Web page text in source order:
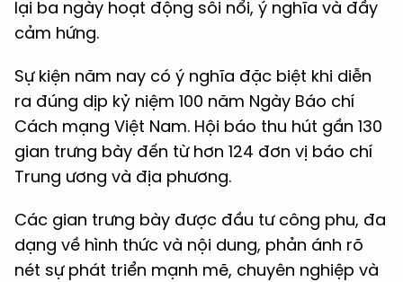
lại ba ngày hoạt động sôi nổi, ý nghĩa và đầy
cảm hứng.
Sự kiện năm nay có ý nghĩa đặc biệt khi diễn
ra đúng dịp kỷ niệm 100 năm Ngày Báo chí
Cách mạng Việt Nam. Hội báo thu hút gần 130
gian trưng bày đến từ hơn 124 đơn vị báo chí
Trung ương và địa phương.
Các gian trưng bày được đầu tư công phu, đa
dạng về hình thức và nội dung, phản ánh rõ
nét sự phát triển mạnh mẽ, chuyên nghiệp và